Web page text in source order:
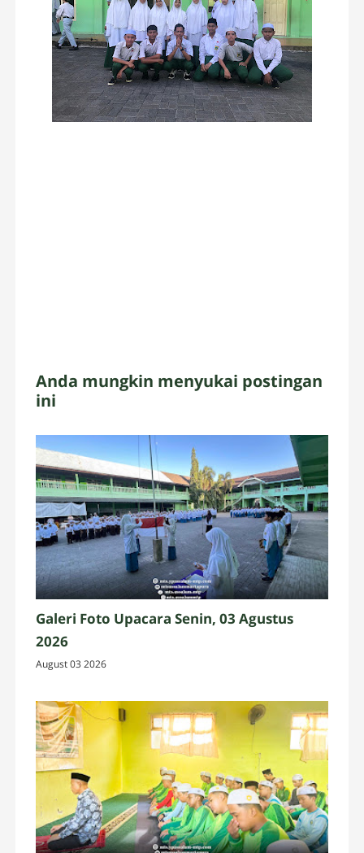
Anda mungkin menyukai postingan
ini
Galeri Foto Upacara Senin, 03 Agustus
2026
August 03 2026